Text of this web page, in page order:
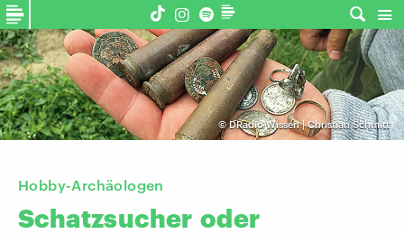
©DRadio Wissen | Christian Schmitt
Hobby-Archäologen
Schatzsucher oder